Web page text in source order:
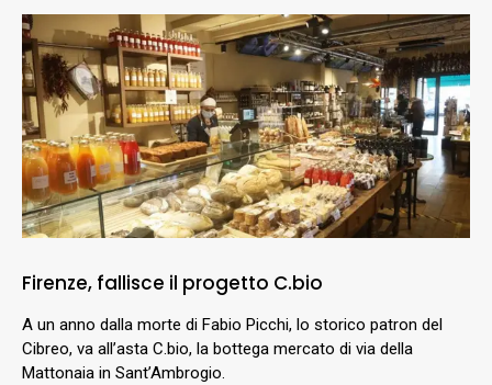
Firenze, fallisce il progetto C.bio
A un anno dalla morte di Fabio Picchi, lo storico patron del
Cibreo, va all’asta C.bio, la bottega mercato di via della
Mattonaia in Sant’Ambrogio.